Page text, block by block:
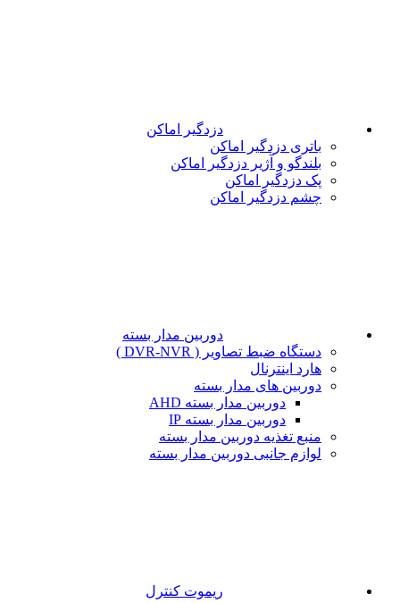
دزدگیر اماکن
باتری دزدگیر اماکن
بلندگو و آژیر دزدگیر اماکن
پک دزدگیر اماکن
چشم دزدگیر اماکن
دوربین مدار بسته
دستگاه ضبط تصاویر ( DVR-NVR )
هارد اینترنال
دوربین های مدار بسته
دوربین مدار بسته AHD
دوربین مدار بسته IP
منبع تغذیه دوربین مدار بسته
لوازم جانبی دوربین مدار بسته
ریموت کنترل